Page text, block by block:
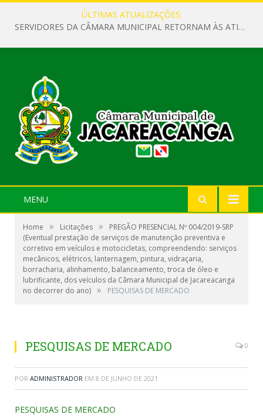
ÚLTIMAS ATUALIZAÇÕES:
SERVIDORES DA CÂMARA MUNICIPAL RETORNAM ÀS ATIVIDADES APÓS O RECESSO PARLAMENTAR
MENU
Home » Licitações »
PREGÃO PRESENCIAL Nº 004/2019-SRP
(Eventual prestação de serviços de manutenção preventiva e
corretivo em veículos e motocicletas, compreendendo: serviços
mecânicos, elétricos, lanternagem, pintura, vidraçaria,
borracharia, alinhamento, balanceamento, troca de óleo e
lubrificante, dos veículos da Câmara Municipal de Jacareacanga
no decorrer do ano) » PESQUISAS DE MERCADO
PESQUISAS DE MERCADO 0
POR ADMINISTRADOR EM 8 DE JUNHO DE 2021
PESQUISAS DE MERCADO